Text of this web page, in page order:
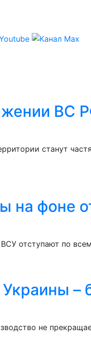
ВС
станут
на фоне
ВСУ отступают по
–
не